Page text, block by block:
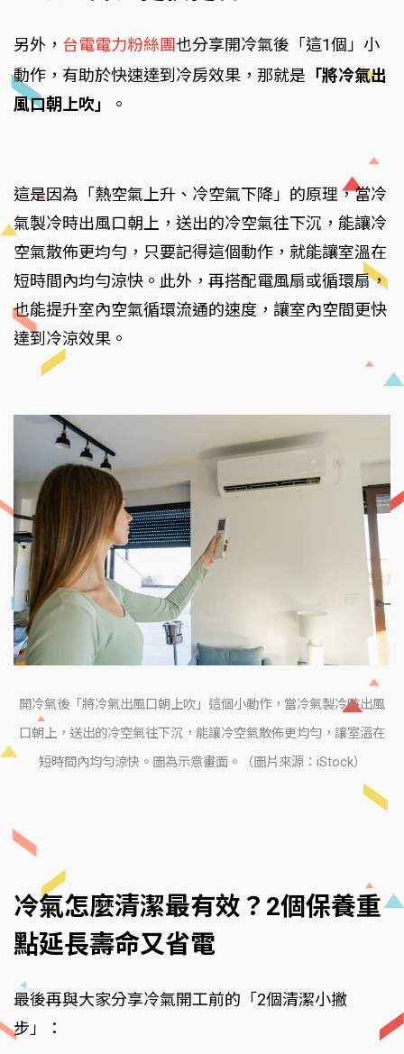
另外， 台電電力粉絲團也分享開冷氣後「這1個」小
動作，有助於快速達到冷房效果，那就是 「將冷氣出
風口朝上吹」
。
這是因為「熱空氣上升、冷空氣下降」的原理，當冷
氣製冷時出風口朝上，送出的冷空氣往下沉，能讓冷
空氣散佈更均勻，只要記得這個動作，就能讓室溫在
短時間內均勻涼快。此外，再搭配電風扇或循環扇，
也能提升室內空氣循環流通的速度，讓室內空間更快
達到冷涼效果。
開冷氣後「將冷氣出風口朝上吹」這個小動作，當冷氣製冷時出風
口朝上，送出的冷空氣往下沉，能讓冷空氣散佈更均勻，讓室溫在
短時間內均勻涼快。圖為示意畫面。（圖片來源：iStock）
冷氣怎麼清潔最有效？2個保養重
點延長壽命又省電
最後再與大家分享冷氣開工前的「2個清潔小撇
步」：